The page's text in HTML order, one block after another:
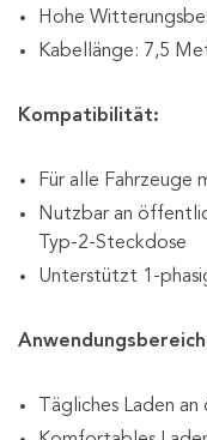
Hohe
Kabellänge: 7,5
Kompatibilität:
Für alle Fahrzeuge
Nutzbar an
Typ-2-Steckdose
Unterstützt 1-
Tägliches Laden